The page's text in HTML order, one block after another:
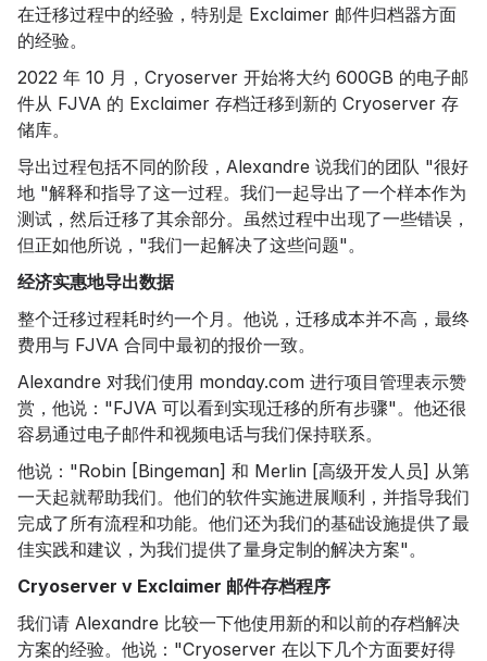
在迁移过程中的经验，特别是 Exclaimer 邮件归档器方面
的经验。
2022 年 10 月，Cryoserver 开始将大约 600GB 的电子邮
件从 FJVA 的 Exclaimer 存档迁移到新的 Cryoserver 存
储库。
导出过程包括不同的阶段，Alexandre 说我们的团队 "很好
地 "解释和指导了这一过程。我们一起导出了一个样本作为
测试，然后迁移了其余部分。虽然过程中出现了一些错误，
但正如他所说，"我们一起解决了这些问题"。
经济实惠地导出数据
整个迁移过程耗时约一个月。他说，迁移成本并不高，最终
费用与 FJVA 合同中最初的报价一致。
Alexandre 对我们使用 monday.com 进行项目管理表示赞
赏，他说："FJVA 可以看到实现迁移的所有步骤"。他还很
容易通过电子邮件和视频电话与我们保持联系。
他说："Robin [Bingeman] 和 Merlin [高级开发人员] 从第
一天起就帮助我们。他们的软件实施进展顺利，并指导我们
完成了所有流程和功能。他们还为我们的基础设施提供了最
佳实践和建议，为我们提供了量身定制的解决方案"。
Cryoserver v Exclaimer 邮件存档程序
我们请 Alexandre 比较一下他使用新的和以前的存档解决
方案的经验。他说："Cryoserver 在以下几个方面要好得